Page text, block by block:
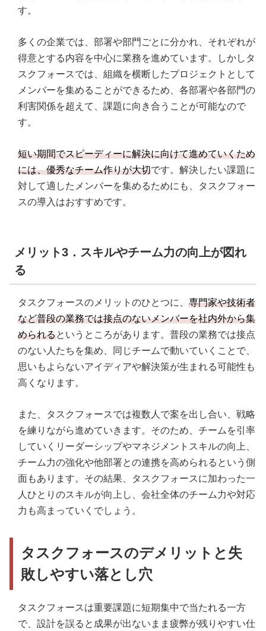
す。
多くの企業では、部署や部門ごとに分かれ、それぞれが
得意とする内容を中心に業務を進めています。しかしタ
スクフォースでは、組織を横断したプロジェクトとして
メンバーを集めることができるため、各部署や各部門の
利害関係を超えて、課題に向き合うことが可能なので
す。
短い期間でスピーディーに解決に向けて進めていくため
には、優秀なチーム作りが大切です。解決したい課題に
対して適したメンバーを集めるためにも、タスクフォー
スの導入はおすすめです。
メリット3．スキルやチーム力の向上が図れ
る
タスクフォースのメリットのひとつに、 専門家や技術者
など普段の業務では接点のないメンバーを社内外から集
められるというところがあります。普段の業務では接点
のない人たちを集め、同じチームで動いていくことで、
思いもよらないアイディアや解決策が生まれる可能性も
高くなります。
また、タスクフォースでは複数人で案を出し合い、戦略
を練りながら進めていきます。そのため、チームを引率
していくリーダーシップやマネジメントスキルの向上、
チーム力の強化や他部署との連携を高められるという側
面もあります。その結果、タスクフォースに加わった一
人ひとりのスキルが向上し、会社全体のチーム力や対応
力も高まっていくでしょう。
タスクフォースのデメリットと失
敗しやすい落とし穴
タスクフォースは重要課題に短期集中で当たれる一方
で、設計を誤ると成果が出ないまま疲弊が残りやすい仕